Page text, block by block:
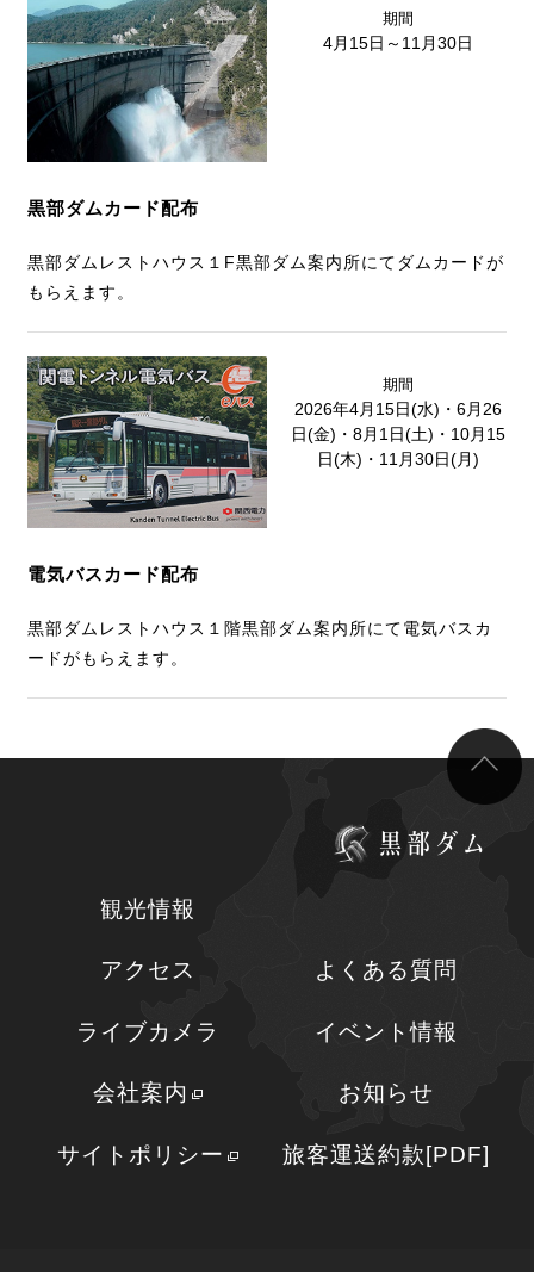
期間
4月15日～11月30日
黒部ダムカード配布
黒部ダムレストハウス１F黒部ダム案内所にてダムカードが
もらえます。
期間
2026年4月15日(水)・6月26
日(金)・8月1日(土)・10月15
日(木)・11月30日(月)
電気バスカード配布
黒部ダムレストハウス１階黒部ダム案内所にて電気バスカ
ードがもらえます。
観光情報
アクセス よくある質問
ライブカメラ イベント情報
会社案内 お知らせ
サイトポリシー 旅客運送約款[PDF]